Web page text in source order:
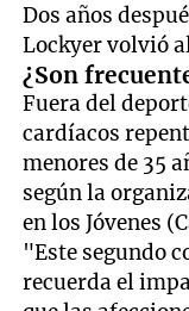
Dos años
Lockyer volvió
¿Son
Fuera del
cardíacos
menores de 35
según la
en los Jóvenes
"Este segundo
recuerda el